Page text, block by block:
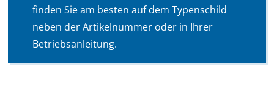
finden Sie am besten auf dem Typenschild
neben der Artikelnummer oder in Ihrer
Betriebsanleitung.